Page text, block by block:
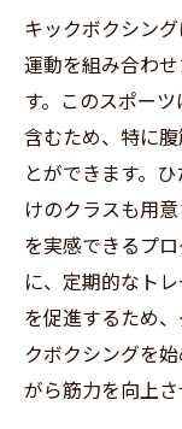
キックボクシン
運動を組み合わ
す。このスポー
含むため、特に
とができます。
けのクラスも用
を実感できるプ
に、定期的なト
を促進するため
クボクシングを
がら筋力を向上さ